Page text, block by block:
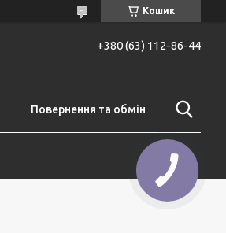
Кошик
+380 (63) 112-86-44
Повернення та обмін